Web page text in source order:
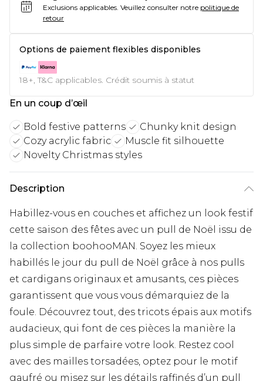
Exclusions applicables. Veuillez consulter notre politique de
retour
Options de paiement flexibles disponibles
18+, T&C applicables. Crédit soumis à statut
En un coup d’œil
Bold festive patterns
Chunky knit design
Cozy acrylic fabric
Muscle fit silhouette
Novelty Christmas styles
Description
Habillez-vous en couches et affichez un look festif
cette saison des fêtes avec un pull de Noël issu de
la collection boohooMAN. Soyez les mieux
habillés le jour du pull de Noël grâce à nos pulls
et cardigans originaux et amusants, ces pièces
garantissent que vous vous démarquiez de la
foule. Découvrez tout, des tricots épais aux motifs
audacieux, qui font de ces pièces la manière la
plus simple de parfaire votre look. Restez cool
avec des mailles torsadées, optez pour le motif
gaufré ou misez sur les détails raffinés d’un pull